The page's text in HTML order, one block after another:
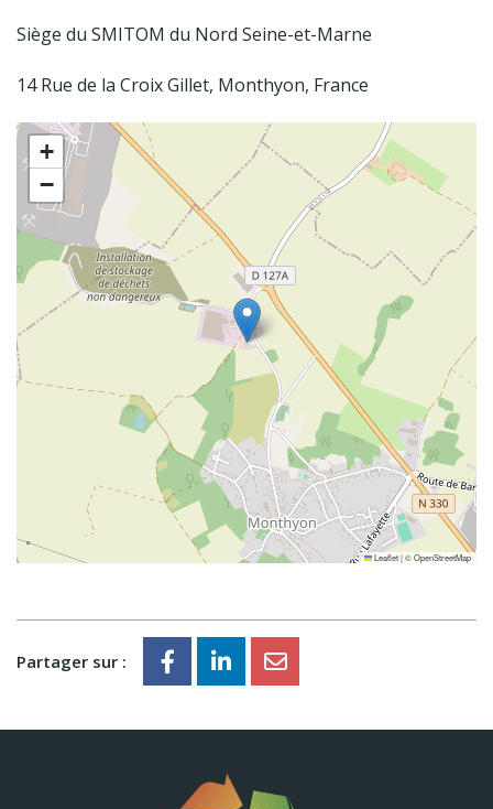
Siège du SMITOM du Nord Seine-et-Marne
14 Rue de la Croix Gillet, Monthyon, France
+
−
Leaflet|©OpenStreetMap
Partager sur :